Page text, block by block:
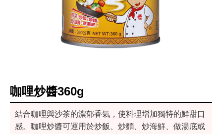
咖哩炒醬360g
結合咖哩與沙茶的濃郁香氣，使料理增加獨特的鮮甜口
感。咖哩炒醬可運用於炒飯、炒麵、炒海鮮、做湯底或